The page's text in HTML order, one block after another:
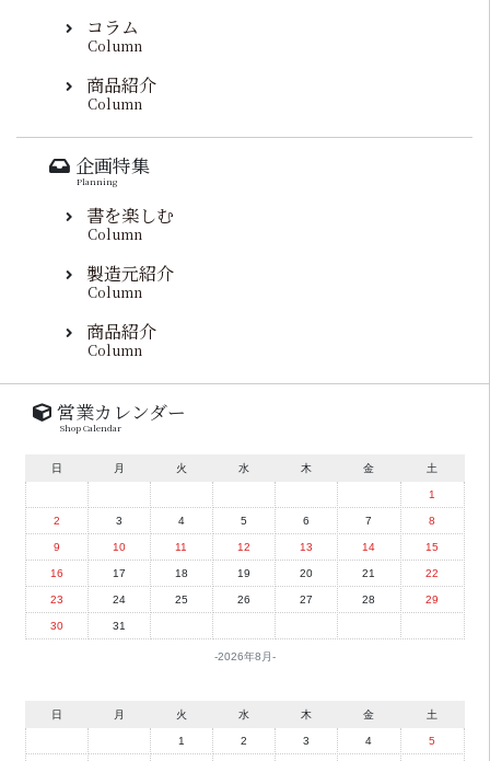
コラム
Column
商品紹介
Column
企画特集
Planning
書を楽しむ
Column
製造元紹介
Column
商品紹介
Column
営業カレンダー
Shop Calendar
2026年8月
日 月 火 水 木 金 土
1
2 3 4 5 6 7 8
9 10 11 12 13 14 15
16 17 18 19 20 21 22
23 24 25 26 27 28 29
30 31
日 月 火 水 木 金 土
1 2 3 4 5